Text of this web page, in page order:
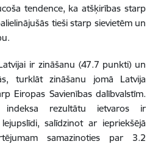
tendence, ka atšķirības starp
tieši starp sievietēm un
ir zināšanu (47.7 punkti) un
turklāt zināšanu jomā Latvija
Eiropas Savienības dalībvalstīm.
indeksa rezultātu ietvaros ir
salīdzinot ar iepriekšējā
samazinoties par 3.2